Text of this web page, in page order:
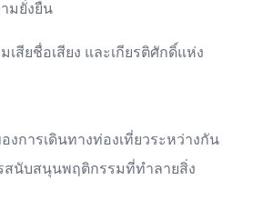
มยั่งยืน
ยชื่อเสียง และเกียรติศักดิ์แห่ง
การเดินทางท่องเที่ยวระหว่างกัน
สนับสนุนพฤติกรรมที่ทำลายสิ่ง